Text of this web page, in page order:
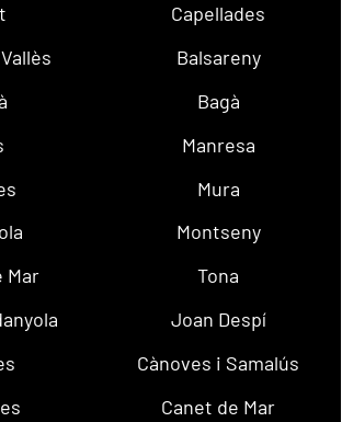
Capellades
Balsareny
Bagà
Manresa
Mura
Montseny
Mar
Tona
Joan Despí
Cànoves i Samalús
Canet de Mar